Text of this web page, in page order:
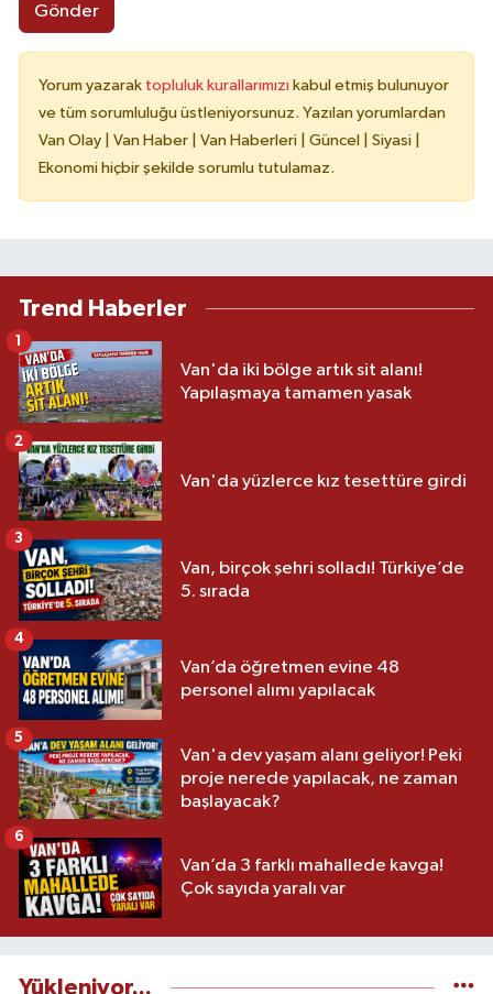
Gönder
Yorum yazarak topluluk kurallarımızı kabul etmiş bulunuyor
ve tüm sorumluluğu üstleniyorsunuz. Yazılan yorumlardan
Van Olay | Van Haber | Van Haberleri | Güncel | Siyasi |
Ekonomi hiçbir şekilde sorumlu tutulamaz.
Trend Haberler
Van'da iki bölge artık sit alanı!
Yapılaşmaya tamamen yasak
1
Van'da yüzlerce kız tesettüre girdi
2
Van, birçok şehri solladı! Türkiye’de
5. sırada
3
Van’da öğretmen evine 48
personel alımı yapılacak
4
Van'a dev yaşam alanı geliyor! Peki
proje nerede yapılacak, ne zaman
başlayacak?
5
Van’da 3 farklı mahallede kavga!
Çok sayıda yaralı var
6
Yükleniyor...